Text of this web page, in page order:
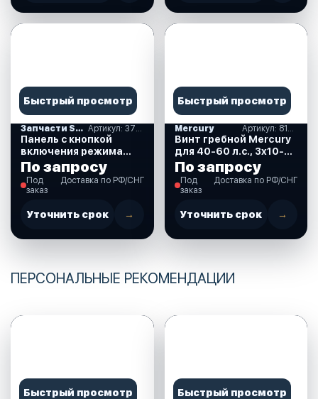
Быстрый просмотр
Запчасти SUZUKI Артикул: 37860-87L00-000
Панель с кнопкой
включения режима
Troll (троллинг) для
Suzuki DF40-350 л.с.
(37860-87L00-000)
По запросу
Под
заказ
Доставка по РФ/СНГ
Уточнить срок →
Быстрый просмотр
Mercury Артикул: 816704A45
Винт гребной Mercury
для 40-60 л.с., 3х10-
1/2х13, BlackMax (48-
816704A45)
По запросу
Под
заказ
Доставка по РФ/СНГ
Уточнить срок →
ПЕРСОНАЛЬНЫЕ РЕКОМЕНДАЦИИ
Быстрый просмотр Быстрый просмотр